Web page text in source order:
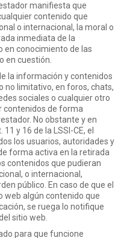
manifiesta que
contenido que
o internacional, la moral o
inmediata de la
en conocimiento de las
en cuestión.
la información y contenidos
no limitativo, en foros, chats,
sociales o cualquier otro
contenidos de forma
No obstante y en
y 16 de la LSSI-CE, el
los usuarios, autoridades y
forma activa en la retirada
contenidos que pudieran
o internacional,
público. En caso de que el
web algún contenido que
se ruega lo notifique
sitio web.
para que funcione